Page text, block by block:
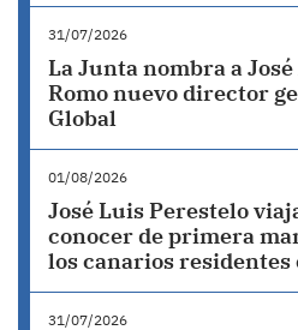
31/07/2026
La Junta nombra a
Romo nuevo director
Global
01/08/2026
José Luis Perestelo
conocer de primera
los canarios residentes
31/07/2026